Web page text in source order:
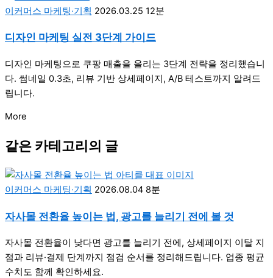
이커머스 마케팅·기획 2026.03.25 12분
디자인 마케팅 실전 3단계 가이드
디자인 마케팅으로 쿠팡 매출을 올리는 3단계 전략을 정리했습니
다. 썸네일 0.3초, 리뷰 기반 상세페이지, A/B 테스트까지 알려드
립니다.
More
같은 카테고리의 글
이커머스 마케팅·기획 2026.08.04 8분
자사몰 전환율 높이는 법, 광고를 늘리기 전에 볼 것
자사몰 전환율이 낮다면 광고를 늘리기 전에, 상세페이지 이탈 지
점과 리뷰·결제 단계까지 점검 순서를 정리해드립니다. 업종 평균
수치도 함께 확인하세요.